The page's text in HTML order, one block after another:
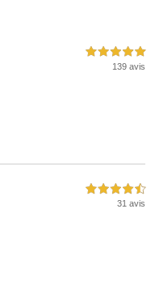
5,0 étoiles sur 5
139 avis
4,5 étoiles sur 5
31 avis